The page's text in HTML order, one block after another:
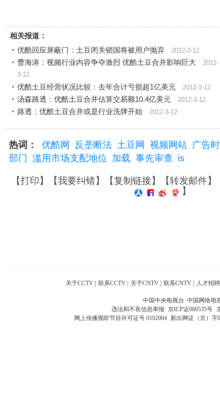
相关报道：
优酷回应屏蔽门：土豆闭关锁国将被用户抛弃
2012-3-12
曹海涛：视频行业内容争夺激烈 优酷土豆合并影响巨大 2012-
3-12
优酷土豆经营状况比较：去年合计亏损超1亿美元
2012-3-12
汤森路透：优酷土豆合并估算交易额10.4亿美元 2012-3-12
路透：优酷土豆合并或是行业洗牌开始 2012-3-12
热词： 优酷网 反垄断法 土豆网 视频网站 广告
部门 滥用市场支配地位 加载 事先审查 is
【打印】【我要纠错】【复制链接】【转发邮件】
】
关于CCTV | 联系CCTV | 关于CNTV | 联系CNTV | 人才招聘
中国中央电视台 中国网络电
违法和不良信息举报 京ICP证060535号
网上传播视听节目许可证号 0102004 新出网证（京）